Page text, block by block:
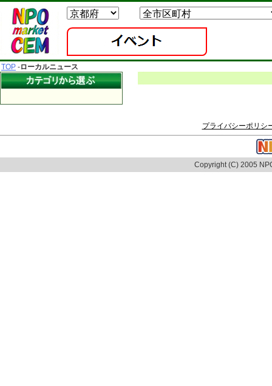
TOP -ローカルニュース
プライバシーポリシ
Copyright (C) 2005